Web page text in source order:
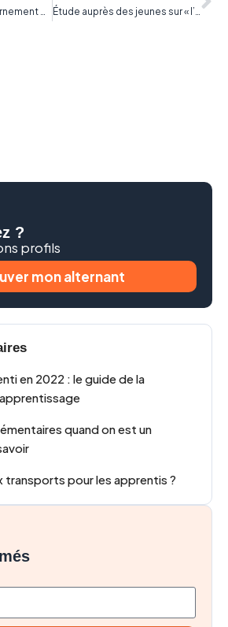
?
profils
mon alternant
en 2022 : le guide de la
quand on est un
transports pour les apprentis ?